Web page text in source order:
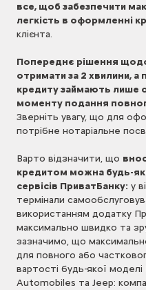
все, щоб забезпечити
легкість в оформленні
клієнта.
Попереднє рішення
отримати за 2 хвилини,
кредиту займають лише
моменту подання
Зверніть увагу, що для
потрібне нотаріальне
Варто відзначити, що
кредитом можна будь-
сервісів ПриватБанку: у
термінали
використанням додатку
максимально швидко та
зазначимо, що
для повного або
вартості будь-якої моделі
Automobiles та Jeep: